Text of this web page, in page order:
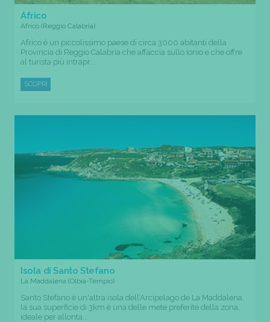
Africo
Africo (Reggio Calabria)
Africo è un piccolissimo paese di circa 3000 abitanti della
Provincia di Reggio Calabria che affaccia sullo Ionio e che offre
al turista più intrapr...
SCOPRI
Isola di Santo Stefano
La Maddalena (Olbia-Tempio)
Santo Stefano è un'altra isola dell’Arcipelago de La Maddalena,
la sua superficie di 3km è una delle mete preferite della zona,
ideale per allonta...